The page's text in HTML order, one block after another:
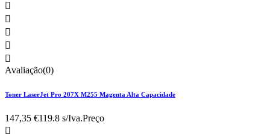





Avaliação(0)
Toner LaserJet Pro 207X M255 Magenta Alta Capacidade
147,35 €119.8 s/Iva.Preço
